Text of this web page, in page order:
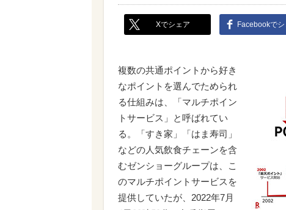
Xでシェア Facebookでシ
複数の共通ポイントから好き
なポイントを選んでためられ
る仕組みは、「マルチポイン
トサービス」と呼ばれてい
る。「すき家」「はま寿司」
などの人気飲食チェーンを含
むゼンショーグループは、こ
のマルチポイントサービスを
提供していたが、2022年7月